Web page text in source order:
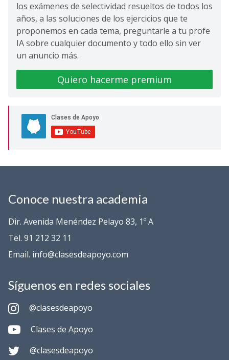
los exámenes de selectividad resueltos de todos los
años, a las soluciones de los ejercicios que te
proponemos en cada tema, preguntarle a tu profe
IA sobre cualquier documento y todo ello sin ver
un anuncio más.
Quiero hacerme premium
Conoce nuestra academia
Dir. Avenida Menéndez Pelayo 83, 1º A
Tel. 91 212 32 11
Email. info@clasesdeapoyo.com
Síguenos en redes sociales
@clasesdeapoyo
Clases de Apoyo
@clasesdeapoyo